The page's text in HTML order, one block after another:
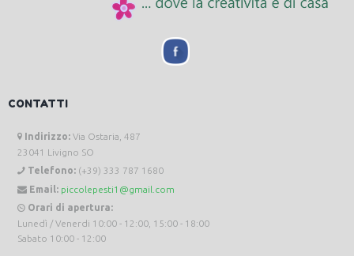
CONTATTI
Indirizzo: Via Ostaria, 487
23041 Livigno SO
Telefono: (+39) 333 787 1680
Email: piccolepesti1@gmail.com
Orari di apertura:
Lunedì / Venerdi 10:00 - 12:00, 15:00 - 18:00
Sabato 10:00 - 12:00